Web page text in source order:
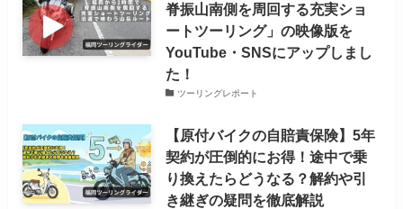
脊振山南側を周回する充実ショ
ートツーリング」の映像版を
YouTube・SNSにアップしまし
た！
ツーリングレポート
【原付バイクの自賠責保険】5年
契約が圧倒的にお得！途中で乗
り換えたらどうなる？解約や引
き継ぎの疑問を徹底解説